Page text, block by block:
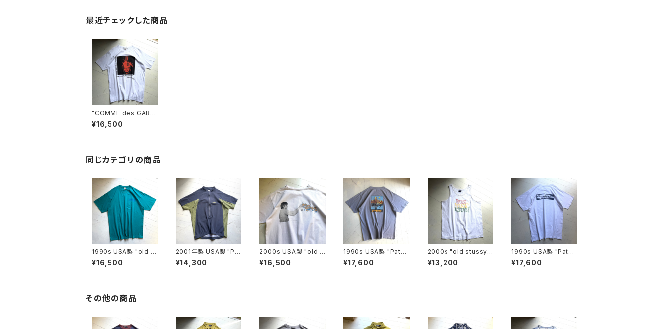
最近チェックした商品
"COMME des GARÇ
ONS SHIRT" S/S T-
shirt
¥16,500
同じカテゴリの商品
1990s USA製 "old st
ussy" S/S T-shirt
¥16,500
2001年製 USA製 "Pat
agonia" TERRA JER
SEY
¥14,300
2000s USA製 "old s
tussy" S/S T-shirt
¥16,500
1990s USA製 "Patag
onia“ beneficial S/S
T-shirt
¥17,600
2000s "old stussy"
tank top
¥13,200
1990s USA製 "Patag
onia“ beneficial S/S
T-shirt
¥17,600
その他の商品